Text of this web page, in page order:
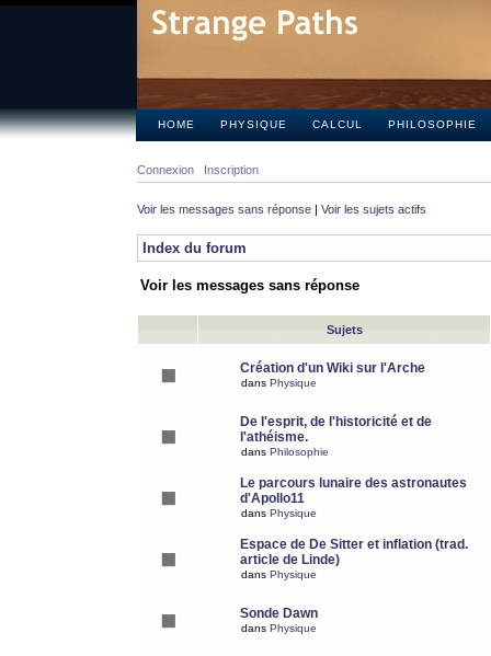
HOME PHYSIQUE CALCUL PHILOSOPHIE
Connexion Inscription
Voir les messages sans réponse | Voir les sujets actifs
Index du forum
Voir les messages sans réponse
Sujets
Création d'un Wiki sur l'Arche
dans Physique
De l'esprit, de l'historicité et de
l'athéisme.
dans Philosophie
Le parcours lunaire des astronautes
d'Apollo11
dans Physique
Espace de De Sitter et inflation (trad.
article de Linde)
dans Physique
Sonde Dawn
dans Physique